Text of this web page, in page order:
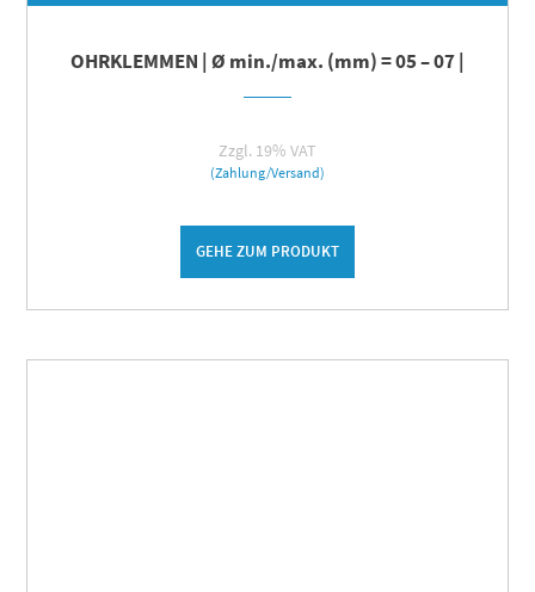
OHRKLEMMEN | Ø min./max. (mm) = 05 – 07 |
Zzgl. 19% VAT
(Zahlung/Versand)
GEHE ZUM PRODUKT